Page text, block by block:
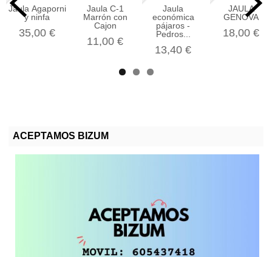
ACEPTAMOS BIZUM
Jaula Agaporni
y ninfa
35,00 €
Jaula C-1
Marrón con
Cajon
11,00 €
Jaula
económica
pájaros -
Pedros...
13,40 €
JAULA
GENOVA
18,00 €